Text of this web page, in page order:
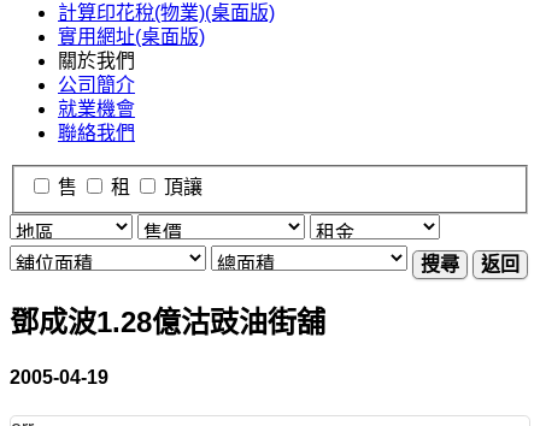
計算印花稅(物業)(桌面版)
實用網址(桌面版)
關於我們
公司簡介
就業機會
聯絡我們
售 租 頂讓
搜尋 返回
鄧成波1.28億沽豉油街舖
2005-04-19